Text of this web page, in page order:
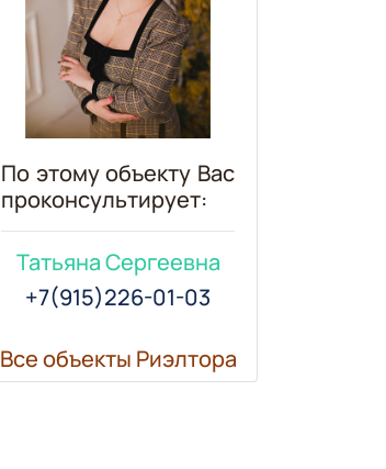
По этому объекту Ваc
проконсультирует:
Татьяна Сергеевна
+7(915)226-01-03
Все объекты Риэлтора